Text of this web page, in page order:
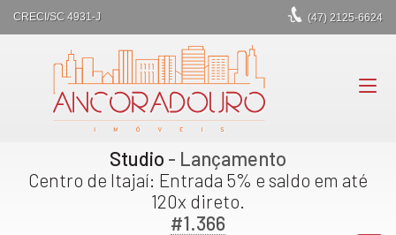
CRECI/SC 4931-J (47) 2125-6624
Studio - Lançamento
Centro de Itajaí: Entrada 5% e saldo em até
120x direto.
#1.366